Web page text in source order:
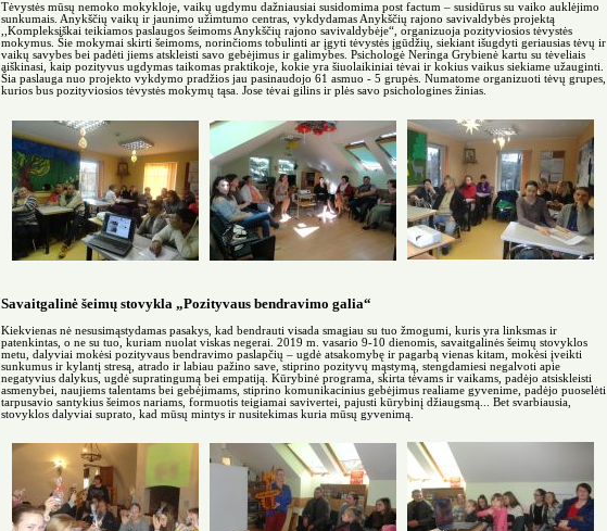
Tėvystės mūsų nemoko mokykloje, vaikų ugdymu dažniausiai susidomima post factum – susidūrus su vaiko auklėjimo
sunkumais. Anykščių vaikų ir jaunimo užimtumo centras, vykdydamas Anykščių rajono savivaldybės projektą
,,Kompleksiškai teikiamos paslaugos šeimoms Anykščių rajono savivaldybėje“, organizuoja pozityviosios tėvystės
mokymus. Šie mokymai skirti šeimoms, norinčioms tobulinti ar įgyti tėvystės įgūdžių, siekiant išugdyti geriausias tėvų ir
vaikų savybes bei padėti jiems atskleisti savo gebėjimus ir galimybes. Psichologė Neringa Grybienė kartu su tėveliais
aiškinasi, kaip pozityvus ugdymas taikomas praktikoje, kokie yra šiuolaikiniai tėvai ir kokius vaikus siekiame užauginti.
Šia paslauga nuo projekto vykdymo pradžios jau pasinaudojo 61 asmuo - 5 grupės. Numatome organizuoti tėvų grupes,
kurios bus pozityviosios tėvystės mokymų tąsa. Jose tėvai gilins ir plės savo psichologines žinias.
Savaitgalinė šeimų stovykla „Pozityvaus bendravimo galia“
Kiekvienas nė nesusimąstydamas pasakys, kad bendrauti visada smagiau su tuo žmogumi, kuris yra linksmas ir
patenkintas, o ne su tuo, kuriam nuolat viskas negerai. 2019 m. vasario 9-10 dienomis, savaitgalinės šeimų stovyklos
metu, dalyviai mokėsi pozityvaus bendravimo paslapčių – ugdė atsakomybę ir pagarbą vienas kitam, mokėsi įveikti
sunkumus ir kylantį stresą, atrado ir labiau pažino save, stiprino pozityvų mąstymą, stengdamiesi negalvoti apie
negatyvius dalykus, ugdė supratingumą bei empatiją. Kūrybinė programa, skirta tėvams ir vaikams, padėjo atsiskleisti
asmenybei, naujiems talentams bei gebėjimams, stiprino komunikacinius gebėjimus realiame gyvenime, padėjo puoselėti
tarpusavio santykius šeimos nariams, formuotis teigiamai savivertei, pajusti kūrybinį džiaugsmą... Bet svarbiausia,
stovyklos dalyviai suprato, kad mūsų mintys ir nusitekimas kuria mūsų gyvenimą.